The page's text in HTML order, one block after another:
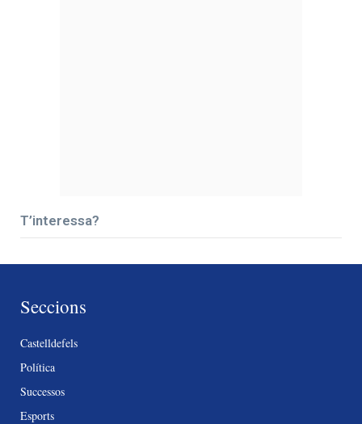
T’interessa?
Seccions
Castelldefels
Política
Successos
Esports